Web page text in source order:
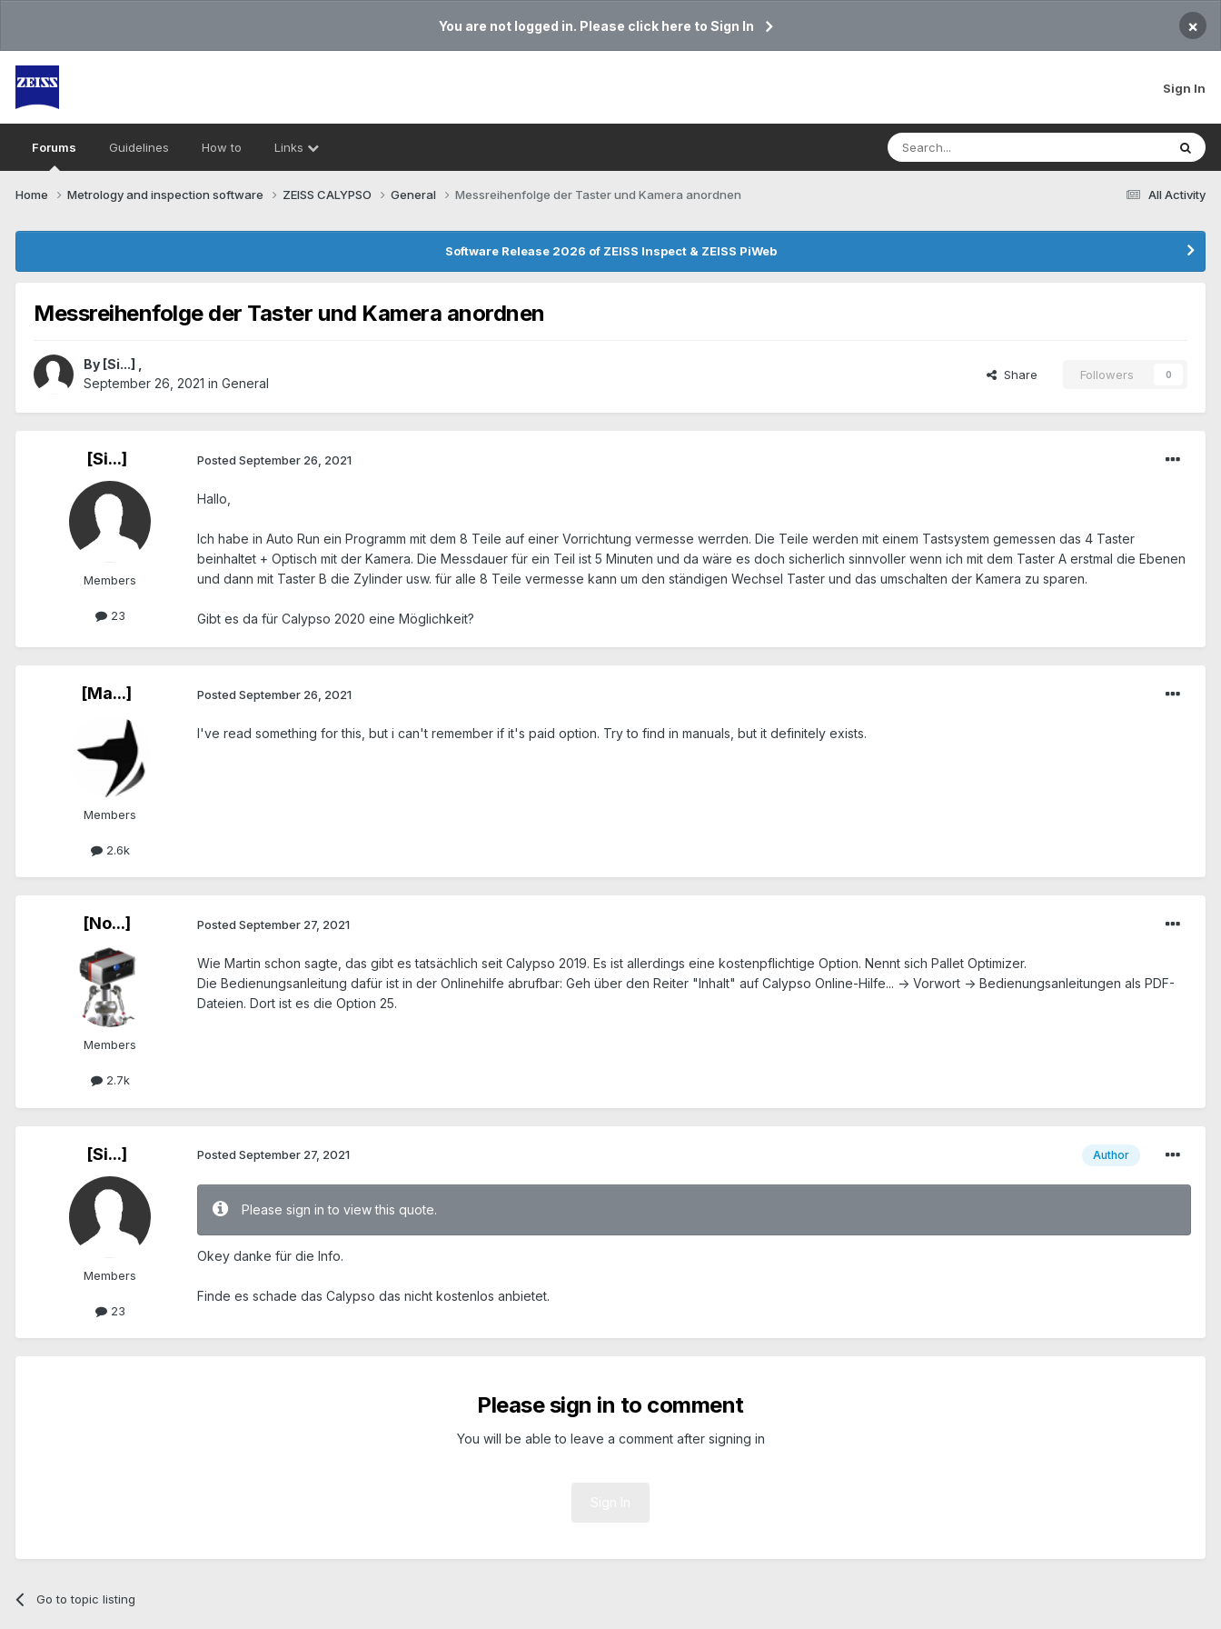
You are not logged in. Please click here to Sign In ×
Sign In
Forums Guidelines How to Links
All Activity
Home Metrology and inspection software ZEISS CALYPSO General Messreihenfolge der Taster und Kamera anordnen
Software Release 2026 of ZEISS Inspect & ZEISS PiWeb
Messreihenfolge der Taster und Kamera anordnen
By [Si...]
September 26, 2021 in General
Share Followers 0
[Si...]
Members
23
Posted September 26, 2021
Hallo,
Ich habe in Auto Run ein Programm mit dem 8 Teile auf einer Vorrichtung vermesse werrden. Die Teile werden mit einem Tastsystem gemessen das 4 Taster
beinhaltet + Optisch mit der Kamera. Die Messdauer für ein Teil ist 5 Minuten und da wäre es doch sicherlich sinnvoller wenn ich mit dem Taster A erstmal die Ebenen
und dann mit Taster B die Zylinder usw. für alle 8 Teile vermesse kann um den ständigen Wechsel Taster und das umschalten der Kamera zu sparen.
Gibt es da für Calypso 2020 eine Möglichkeit?
[Ma...]
Members
2.6k
Posted September 26, 2021
I've read something for this, but i can't remember if it's paid option. Try to find in manuals, but it definitely exists.
[No...]
Members
2.7k
Posted September 27, 2021
Wie Martin schon sagte, das gibt es tatsächlich seit Calypso 2019. Es ist allerdings eine kostenpflichtige Option. Nennt sich Pallet Optimizer.
Die Bedienungsanleitung dafür ist in der Onlinehilfe abrufbar: Geh über den Reiter "Inhalt" auf Calypso Online-Hilfe... -> Vorwort -> Bedienungsanleitungen als PDF-
Dateien. Dort ist es die Option 25.
[Si...]
Members
23
Author
Posted September 27, 2021
Please sign in to view this quote.
Okey danke für die Info.
Finde es schade das Calypso das nicht kostenlos anbietet.
Please sign in to comment
You will be able to leave a comment after signing in
Go to topic listing